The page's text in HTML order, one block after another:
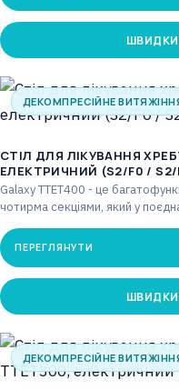
ДЕКОМПРЕСІЙНЕ
CТІЛ ДЛЯ ЛІКУВАННЯ
ЕЛЕКТРИЧНИЙ (S2/F0 / S2/
Galaxy TTET400 - це
чотирма секціями, який у
ПЕРЕГЛЯНУТИ
ДЕКОМПРЕСІЙНЕ